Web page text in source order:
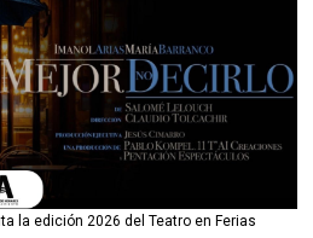
la edición 2026 del Teatro en Ferias